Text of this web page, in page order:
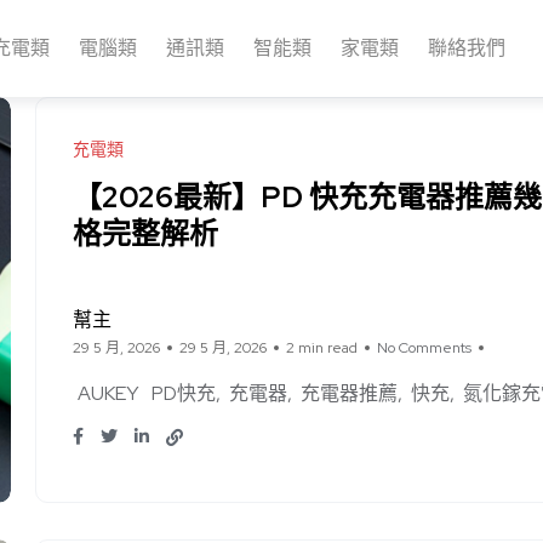
電類 電腦類 通訊類 智能類 家電類 聯絡我們
充電類
【2026最新】PD 快充充電器推薦
格完整解析
幫主
29 5 月, 2026 29 5 月, 2026 2 min read No Comments
AUKEY PD快充 充電器 充電器推薦 快充 氮化鎵